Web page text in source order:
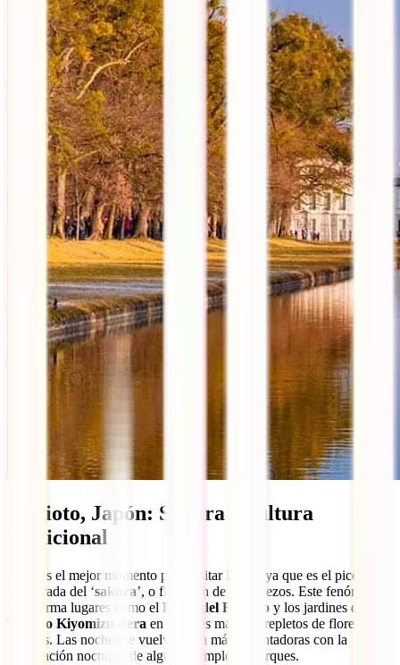
5. Kioto, Japón: Sakura y cultura
tradicional
Abril es el mejor momento para visitar Kioto, ya que es el pico de la
temporada del ‘sakura’, o floración de los cerezos. Este fenómeno
transforma lugares como el Paseo del Filósofo y los jardines del
Templo Kiyomizu-dera en paisajes mágicos repletos de flores
rosadas. Las noches se vuelven aún más encantadoras con la
iluminación nocturna de algunos templos y parques.